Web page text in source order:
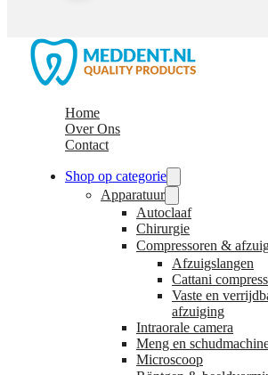
Home
Over Ons
Contact
Shop op categorie
Apparatuur
Autoclaaf
Chirurgie
Compressoren &
Afzuigslangen
Cattani
Vaste en
afzuiging
Intraorale camera
Meng en
Microscoop